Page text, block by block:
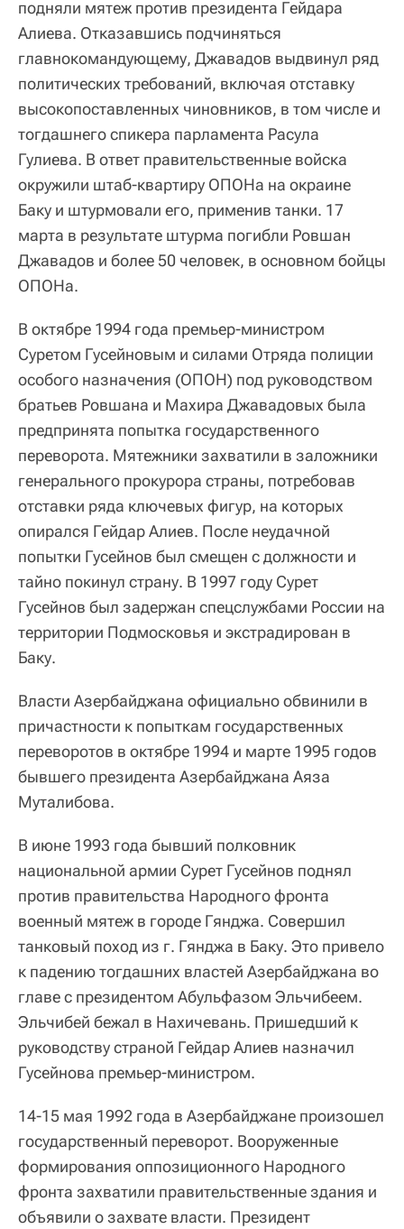
подняли мятеж против президента Гейдара
Алиева. Отказавшись подчиняться
главнокомандующему, Джавадов выдвинул ряд
политических требований, включая отставку
высокопоставленных чиновников, в том числе и
тогдашнего спикера парламента Расула
Гулиева. В ответ правительственные войска
окружили штаб-квартиру ОПОНа на окраине
Баку и штурмовали его, применив танки. 17
марта в результате штурма погибли Ровшан
Джавадов и более 50 человек, в основном бойцы
ОПОНа.
В октябре 1994 года премьер-министром
Суретом Гусейновым и силами Отряда полиции
особого назначения (ОПОН) под руководством
братьев Ровшана и Махира Джавадовых была
предпринята попытка государственного
переворота. Мятежники захватили в заложники
генерального прокурора страны, потребовав
отставки ряда ключевых фигур, на которых
опирался Гейдар Алиев. После неудачной
попытки Гусейнов был смещен с должности и
тайно покинул страну. В 1997 году Сурет
Гусейнов был задержан спецслужбами России на
территории Подмосковья и экстрадирован в
Баку.
Власти Азербайджана официально обвинили в
причастности к попыткам государственных
переворотов в октябре 1994 и марте 1995 годов
бывшего президента Азербайджана Аяза
Муталибова.
В июне 1993 года бывший полковник
национальной армии Сурет Гусейнов поднял
против правительства Народного фронта
военный мятеж в городе Гянджа. Совершил
танковый поход из г. Гянджа в Баку. Это привело
к падению тогдашних властей Азербайджана во
главе с президентом Абульфазом Эльчибеем.
Эльчибей бежал в Нахичевань. Пришедший к
руководству страной Гейдар Алиев назначил
Гусейнова премьер-министром.
14-15 мая 1992 года в Азербайджане произошел
государственный переворот. Вооруженные
формирования оппозиционного Народного
фронта захватили правительственные здания и
объявили о захвате власти. Президент